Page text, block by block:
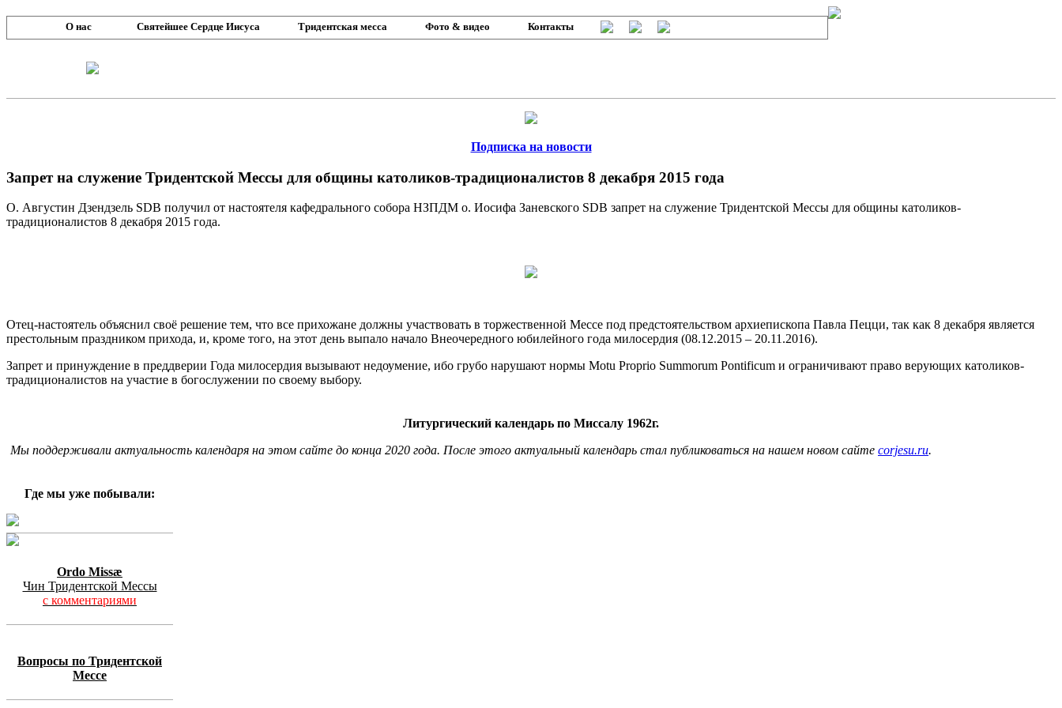
О нас Святейшее Сердце Иисуса Тридентская месса Фото & видео Контакты
Подписка на новости
Запрет на служение Тридентской Мессы для общины католиков-традиционалистов 8 декабря 2015 года
О. Августин Дзендзель SDB получил от настоятеля кафедрального собора НЗПДМ о. Иосифа Заневского SDB запрет на служение Тридентской Мессы для общины католиков-
традиционалистов 8 декабря 2015 года.
Отец-настоятель объяснил своё решение тем, что все прихожане должны участвовать в торжественной Мессе под предстоятельством архиепископа Павла Пецци, так как 8 декабря является
престольным праздником прихода, и, кроме того, на этот день выпало начало Внеочередного юбилейного года милосердия (08.12.2015 – 20.11.2016).
Запрет и принуждение в преддверии Года милосердия вызывают недоумение, ибо грубо нарушают нормы Motu Proprio Summorum Pontificum и ограничивают право верующих католиков-
традиционалистов на участие в богослужении по своему выбору.
Литургический календарь по Миссалу 1962г.
Мы поддерживали актуальность календаря на этом сайте до конца 2020 года. После этого актуальный календарь стал публиковаться на нашем новом сайте corjesu.ru.
Где мы уже побывали:
Ordo Missæ
Чин Тридентской Мессы
с комментариями
Вопросы по Тридентской
Мессе